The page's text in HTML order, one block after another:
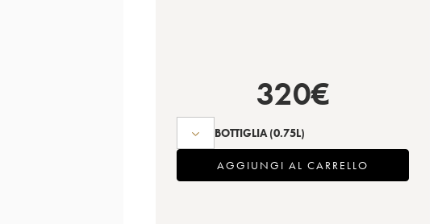
320€
BOTTIGLIA (0.75L)
AGGIUNGI AL CARRELLO